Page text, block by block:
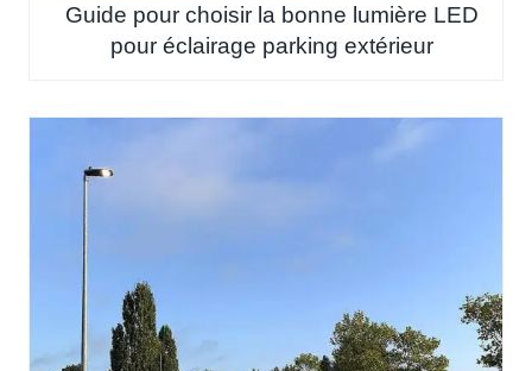
Guide pour choisir la bonne lumière LED
pour éclairage parking extérieur